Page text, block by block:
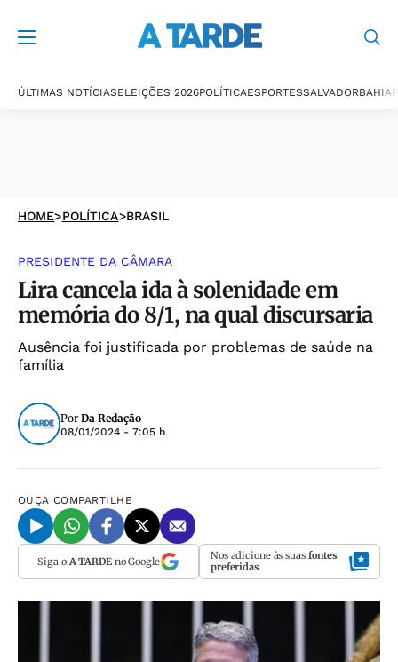
ÚLTIMAS NOTÍCIASELEIÇÕES 2026POLÍTICAESPORTESSALVADORBAHIA
HOME>POLÍTICA>BRASIL
PRESIDENTE DA CÂMARA
Lira cancela ida à solenidade em
memória do 8/1, na qual discursaria
Ausência foi justificada por problemas de saúde na
família
Por Da Redação
08/01/2024 - 7:05 h
OUÇA COMPARTILHE
Siga o A TARDEno Google Nos adicione às suas fontes
preferidas